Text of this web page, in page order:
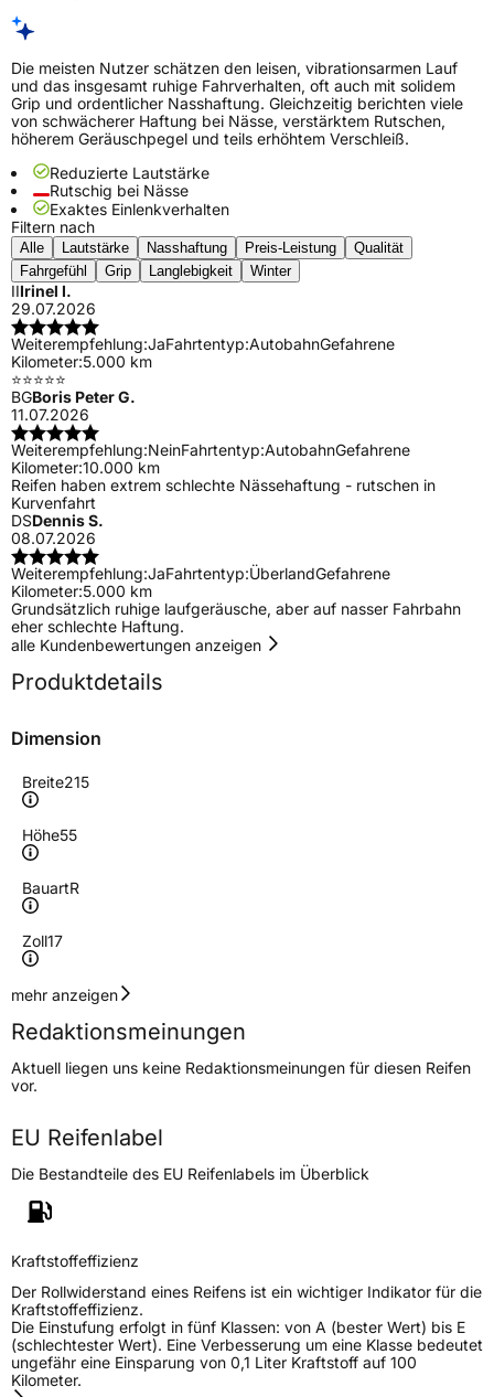
Die meisten Nutzer schätzen den leisen, vibrationsarmen Lauf
und das insgesamt ruhige Fahrverhalten, oft auch mit solidem
Grip und ordentlicher Nasshaftung. Gleichzeitig berichten viele
von schwächerer Haftung bei Nässe, verstärktem Rutschen,
höherem Geräuschpegel und teils erhöhtem Verschleiß.
Reduzierte Lautstärke
Rutschig bei Nässe
Exaktes Einlenkverhalten
Filtern nach
Alle Lautstärke Nasshaftung Preis-Leistung
Qualität
Fahrgefühl
Grip Langlebigkeit Winter
IIIrinel I.
29.07.2026
Weiterempfehlung:JaFahrtentyp:AutobahnGefahrene
Kilometer:5.000 km
⭐️⭐️⭐️⭐️⭐️
BGBoris Peter G.
11.07.2026
Weiterempfehlung:NeinFahrtentyp:AutobahnGefahrene
Kilometer:10.000 km
Reifen haben extrem schlechte Nässehaftung - rutschen in
Kurvenfahrt
DSDennis S.
08.07.2026
Weiterempfehlung:JaFahrtentyp:ÜberlandGefahrene
Kilometer:5.000 km
Grundsätzlich ruhige laufgeräusche, aber auf nasser Fahrbahn
eher schlechte Haftung.
alle Kundenbewertungen anzeigen
Produktdetails
Dimension
Breite215
Höhe55
BauartR
Zoll17
Geschwindigkeitsindex
Höchstgeschwindigkeit
270 km/h
Lastindex98
Höchstlast750 kg
Generelle Merkmale
Fahrzeugtyp
VerwendungGanzjahresreifen
ModellnameCatchfors AS
FahrzeugartPKW & SUV
Weitere Eigenschaften
mehr anzeigen
Redaktionsmeinungen
Aktuell liegen uns keine Redaktionsmeinungen für diesen Reifen
vor.
EU Reifenlabel
Die Bestandteile des EU Reifenlabels im Überblick
Kraftstoffeffizienz
Der Rollwiderstand eines Reifens ist ein wichtiger Indikator für die
Kraftstoffeffizienz.
Die Einstufung erfolgt in fünf Klassen: von A (bester Wert) bis E
(schlechtester Wert). Eine Verbesserung um eine Klasse bedeutet
ungefähr eine Einsparung von 0,1 Liter Kraftstoff auf 100
Kilometer.